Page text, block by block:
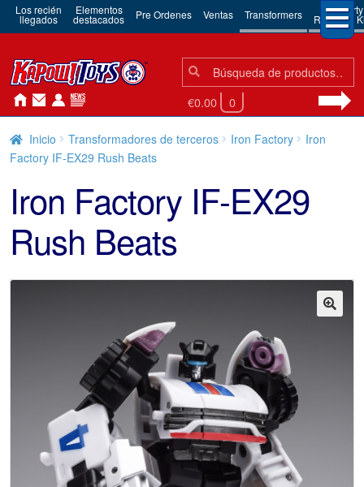
Los recién
llegados
Elementos
destacados Pre Ordenes Ventas Transformers 3rd Party
Robots &
Búsqueda:
Búsqueda
€0.00 0
Inicio Transformadores de terceros Iron Factory
Iron
Factory IF-EX29 Rush Beats
Iron Factory IF-EX29
Rush Beats